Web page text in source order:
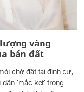
vàng
bán đất
chờ đất tái định cư,
dân 'mắc kẹt' trong